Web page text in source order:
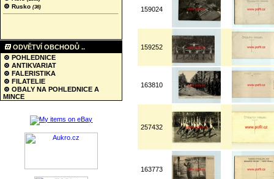
Rusko (36)
ODVĚTVÍ OBCHODŮ ..
POHLEDNICE
ANTIKVARIAT
FALERISTIKA
FILATELIE
OBALY NA POHLEDNICE A
MINCE
159024
159252
163810
257432
163773